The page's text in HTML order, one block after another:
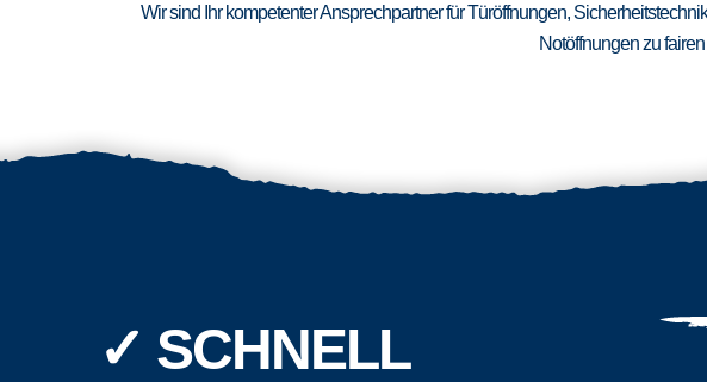
Wir sind Ihr kompetenter Ansprechpartner für Türöffnungen,
Notöffnungen zu
✓ SCHNELL